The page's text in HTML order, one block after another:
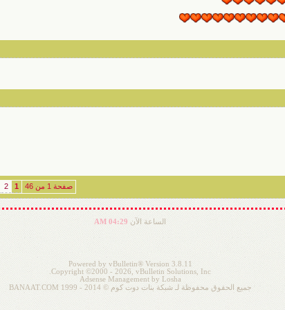
صفحة 1 من 46 1
2
الساعة الآن 04:29 AM
Powered by vBulletin® Version 3.8.11
Copyright ©2000 - 2026, vBulletin Solutions, Inc.
Adsense Management by Losha
جميع الحقوق محفوظة لـ شبكة بنات دوت كوم © 2014 - 1999 BANAAT.COM